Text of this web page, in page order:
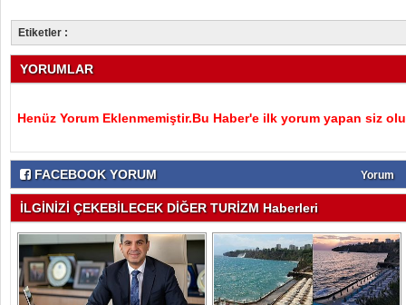
Etiketler :
YORUMLAR
Henüz Yorum Eklenmemiştir.Bu Haber'e ilk yorum yapan siz
FACEBOOK YORUM Yorum
İLGİNİZİ ÇEKEBİLECEK DİĞER TURİZM Haberleri